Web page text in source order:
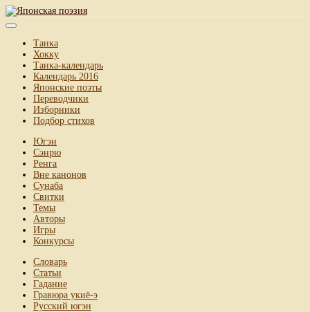
Танка
Хокку
Танка-календарь
Календарь 2016
Японские поэты
Переводчики
Изборники
Подбор стихов
Югэн
Сэнрю
Ренга
Вне канонов
Сунаба
Свитки
Темы
Авторы
Игры
Конкурсы
Словарь
Статьи
Гадание
Гравюра укиё-э
Русский югэн